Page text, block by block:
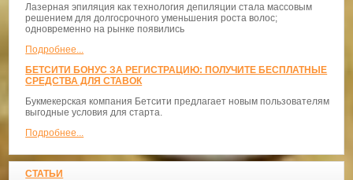
Лазерная эпиляция как технология депиляции стала массовым
решением для долгосрочного уменьшения роста волос;
одновременно на рынке появились
Подробнее...
БЕТСИТИ БОНУС ЗА РЕГИСТРАЦИЮ: ПОЛУЧИТЕ БЕСПЛАТНЫЕ
СРЕДСТВА ДЛЯ СТАВОК
Букмекерская компания Бетсити предлагает новым пользователям
выгодные условия для старта.
Подробнее...
СТАТЬИ